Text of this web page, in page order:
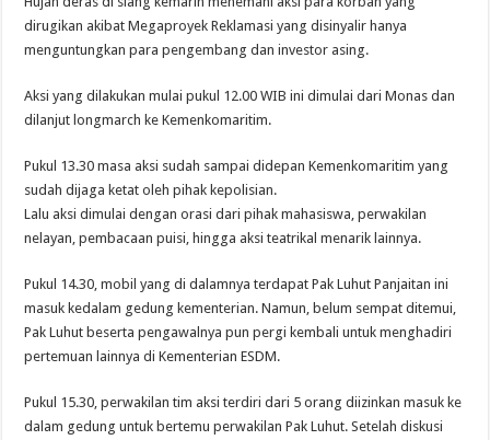
dirugikan akibat Megaproyek Reklamasi yang disinyalir hanya
menguntungkan para pengembang dan investor asing.
Aksi yang dilakukan mulai pukul 12.00 WIB ini dimulai dari Monas dan
dilanjut longmarch ke Kemenkomaritim.
Pukul 13.30 masa aksi sudah sampai didepan Kemenkomaritim yang
sudah dijaga ketat oleh pihak kepolisian.
Lalu aksi dimulai dengan orasi dari pihak mahasiswa, perwakilan
nelayan, pembacaan puisi, hingga aksi teatrikal menarik lainnya.
Pukul 14.30, mobil yang di dalamnya terdapat Pak Luhut Panjaitan ini
masuk kedalam gedung kementerian. Namun, belum sempat ditemui,
Pak Luhut beserta pengawalnya pun pergi kembali untuk menghadiri
pertemuan lainnya di Kementerian ESDM.
Pukul 15.30, perwakilan tim aksi terdiri dari 5 orang diizinkan masuk ke
dalam gedung untuk bertemu perwakilan Pak Luhut. Setelah diskusi